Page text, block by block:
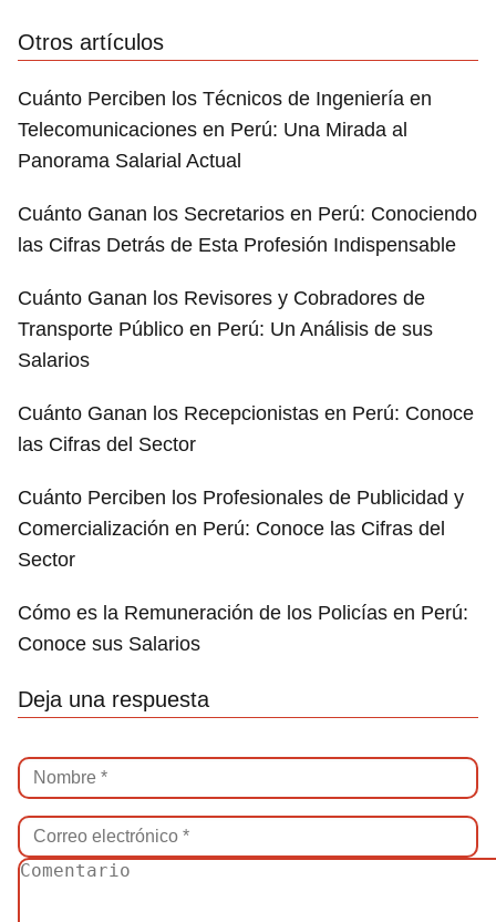
Otros artículos
Cuánto Perciben los Técnicos de Ingeniería en
Telecomunicaciones en Perú: Una Mirada al
Panorama Salarial Actual
Cuánto Ganan los Secretarios en Perú: Conociendo
las Cifras Detrás de Esta Profesión Indispensable
Cuánto Ganan los Revisores y Cobradores de
Transporte Público en Perú: Un Análisis de sus
Salarios
Cuánto Ganan los Recepcionistas en Perú: Conoce
las Cifras del Sector
Cuánto Perciben los Profesionales de Publicidad y
Comercialización en Perú: Conoce las Cifras del
Sector
Cómo es la Remuneración de los Policías en Perú:
Conoce sus Salarios
Deja una respuesta